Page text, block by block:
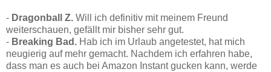
- Dragonball Z. Will ich definitiv mit meinem Freund
weiterschauen, gefällt mir bisher sehr gut.
- Breaking Bad. Hab ich im Urlaub angetestet, hat mich
neugierig auf mehr gemacht. Nachdem ich erfahren habe,
dass man es auch bei Amazon Instant gucken kann, werde